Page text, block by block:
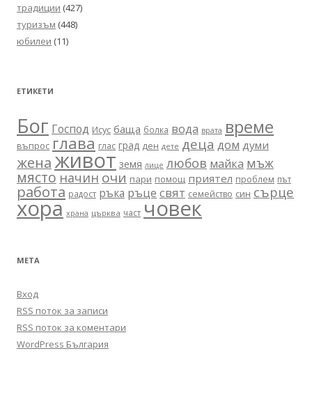
традиции (427)
туризъм (448)
юбилеи (11)
ЕТИКЕТИ
Бог Господ Исус баща болка вода врата време
въпрос глава глас град ден дете деца дом думи
женаживот земя лице любов майка мъж
място начин очи пари помощ приятел проблем път
работа радост ръка ръце свят семейство син сърце
хора храна църква част човек
МЕТА
Вход
RSS поток за записи
RSS поток за коментари
WordPress България